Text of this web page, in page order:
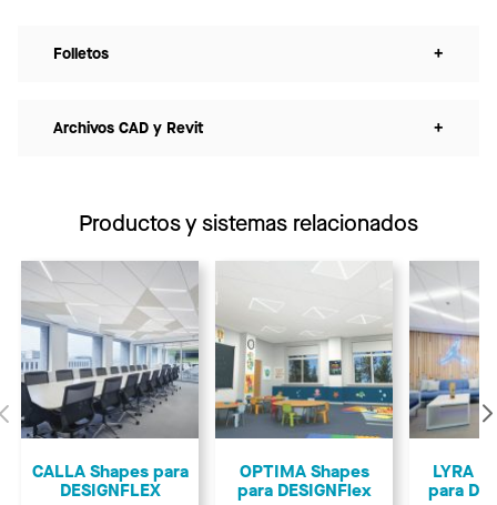
Folletos +
Archivos CAD y Revit +
Productos y sistemas relacionados
Anterior
CALLA Shapes para
DESIGNFLEX
OPTIMA Shapes
para DESIGNFlex
LYRA
para